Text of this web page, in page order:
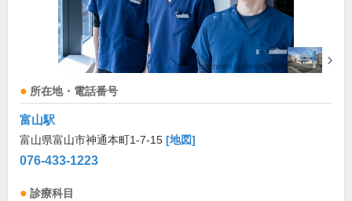
所在地・電話番号
富山駅
富山県富山市神通本町1-7-15 [地図]
076-433-1223
診療科目